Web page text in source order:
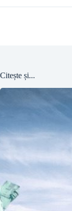
Citește și...